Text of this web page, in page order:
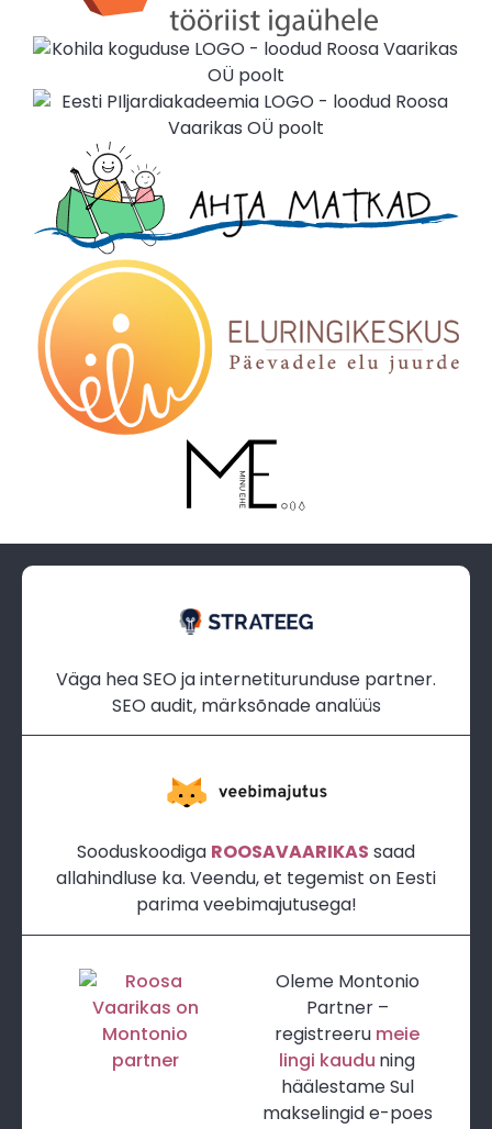
Väga hea SEO ja internetiturunduse partner.
SEO audit, märksõnade analüüs
Sooduskoodiga ROOSAVAARIKAS saad
allahindluse ka. Veendu, et tegemist on Eesti
parima veebimajutusega!
Oleme Montonio
Partner –
registreeru meie
lingi kaudu ning
häälestame Sul
makselingid e-poes